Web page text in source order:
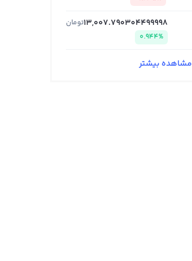
13,007.790304499998تومان
0.944%
مشاهده بیشتر